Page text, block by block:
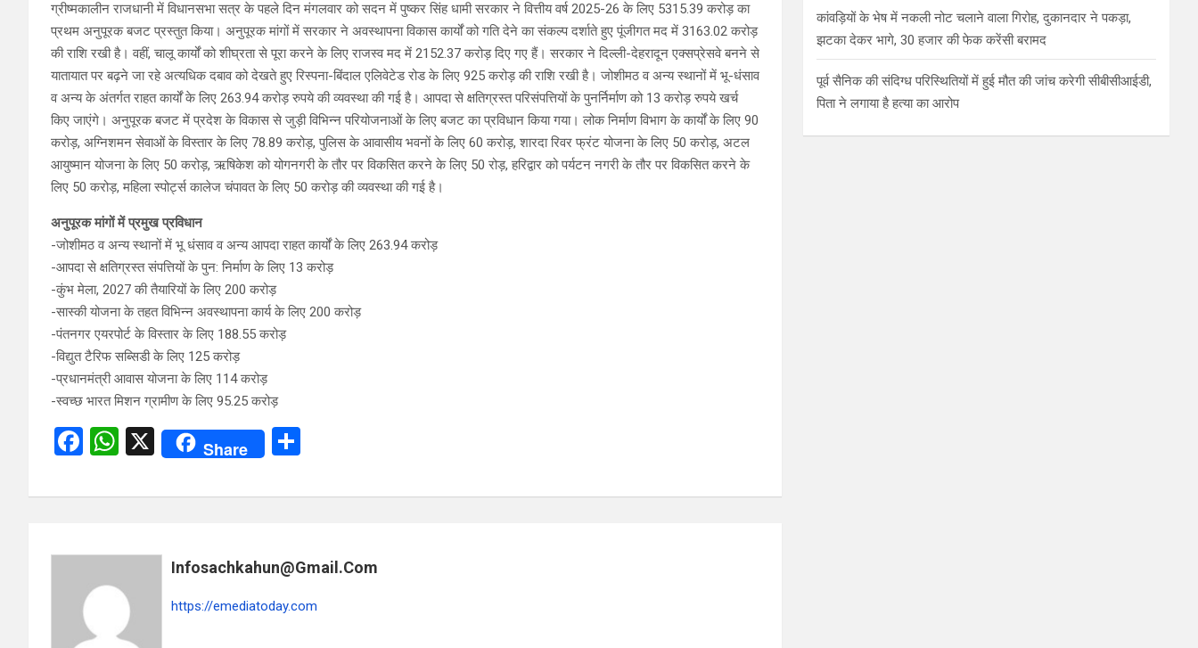
ग्रीष्मकालीन राजधानी में विधानसभा सत्र के पहले दिन मंगलवार को सदन में पुष्कर सिंह धामी सरकार ने वित्तीय वर्ष 2025-26 के लिए 5315.39 करोड़ का
प्रथम अनुपूरक बजट प्रस्तुत किया। अनुपूरक मांगों में सरकार ने अवस्थापना विकास कार्यों को गति देने का संकल्प दर्शाते हुए पूंजीगत मद में 3163.02 करोड़
की राशि रखी है। वहीं, चालू कार्यों को शीघ्रता से पूरा करने के लिए राजस्व मद में 2152.37 करोड़ दिए गए हैं। सरकार ने दिल्ली-देहरादून एक्सप्रेसवे बनने से
यातायात पर बढ़ने जा रहे अत्यधिक दबाव को देखते हुए रिस्पना-बिंदाल एलिवेटेड रोड के लिए 925 करोड़ की राशि रखी है। जोशीमठ व अन्य स्थानों में भू-धंसाव
व अन्य के अंतर्गत राहत कार्यों के लिए 263.94 करोड़ रुपये की व्यवस्था की गई है। आपदा से क्षतिग्रस्त परिसंपत्तियों के पुनर्निर्माण को 13 करोड़ रुपये खर्च
किए जाएंगे। अनुपूरक बजट में प्रदेश के विकास से जुड़ी विभिन्न परियोजनाओं के लिए बजट का प्रविधान किया गया। लोक निर्माण विभाग के कार्यों के लिए 90
करोड़, अग्निशमन सेवाओं के विस्तार के लिए 78.89 करोड़, पुलिस के आवासीय भवनों के लिए 60 करोड़, शारदा रिवर फ्रंट योजना के लिए 50 करोड़, अटल
आयुष्मान योजना के लिए 50 करोड़, ऋषिकेश को योगनगरी के तौर पर विकसित करने के लिए 50 रोड़, हरिद्वार को पर्यटन नगरी के तौर पर विकसित करने के
लिए 50 करोड़, महिला स्पोर्ट्स कालेज चंपावत के लिए 50 करोड़ की व्यवस्था की गई है।
अनुपूरक मांगों में प्रमुख प्रविधान
-जोशीमठ व अन्य स्थानों में भू धंसाव व अन्य आपदा राहत कार्यों के लिए 263.94 करोड़
-आपदा से क्षतिग्रस्त संपत्तियों के पुन: निर्माण के लिए 13 करोड़
-कुंभ मेला, 2027 की तैयारियों के लिए 200 करोड़
-सास्की योजना के तहत विभिन्न अवस्थापना कार्य के लिए 200 करोड़
-पंतनगर एयरपोर्ट के विस्तार के लिए 188.55 करोड़
-विद्युत टैरिफ सब्सिडी के लिए 125 करोड़
-प्रधानमंत्री आवास योजना के लिए 114 करोड़
-स्वच्छ भारत मिशन ग्रामीण के लिए 95.25 करोड़
F
ce
o
o
k
W
at
A
p
p
X Share
ar
Infosachkahun@gmail.com
https://emediatoday.com
कांवड़ियों के भेष में नकली नोट चलाने वाला गिरोह, दुकानदार ने पकड़ा,
झटका देकर भागे, 30 हजार की फेक करेंसी बरामद
पूर्व सैनिक की संदिग्ध परिस्थितियों में हुई मौत की जांच करेगी सीबीसीआईडी,
पिता ने लगाया है हत्या का आरोप